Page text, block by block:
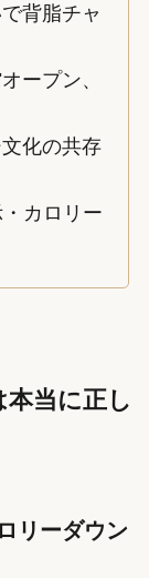
背脂チャ
ープン、
化の共存
カロリー
当に正し
リーダウン